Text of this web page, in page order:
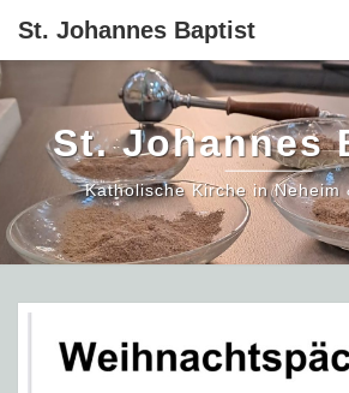
St. Johannes Baptist
St. Johannes
Katholische Kirche in Neheim